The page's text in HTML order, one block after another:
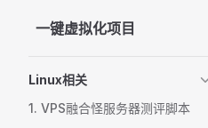
Skip to content
一键虚拟化项目
Linux相关
1. VPS融合怪服务器测评脚本